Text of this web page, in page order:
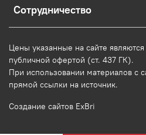
Сотрудничество
Цены указанные на сайте
публичной офертой (ст. 437 ГК).
При использовании материалов с
прямой ссылки на источник.
Создание сайтов ExBri